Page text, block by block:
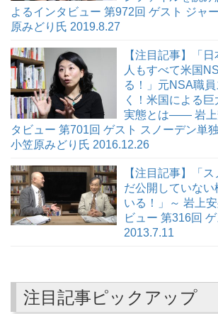
よるインタビュー 第972回 ゲスト ジャ
原みどり氏 2019.8.27
【注目記事】「
人もすべて米国
る！」元NSA職
く！米国による
実態とは―― 岩上
タビュー 第701回 ゲスト スノーデン単
小笠原みどり氏 2016.12.26
【注目記事】「
だ公開していな
いる！」～ 岩上
ビュー 第316回
2013.7.11
注目記事ピックアップ